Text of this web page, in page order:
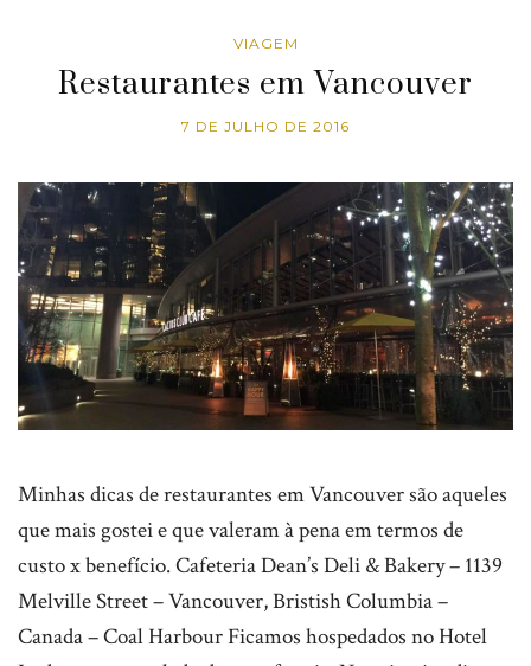
VIAGEM
Restaurantes em Vancouver
7 DE JULHO DE 2016
Minhas dicas de restaurantes em Vancouver são aqueles
que mais gostei e que valeram à pena em termos de
custo x benefício. Cafeteria Dean’s Deli & Bakery – 1139
Melville Street – Vancouver, Bristish Columbia –
Canada – Coal Harbour Ficamos hospedados no Hotel